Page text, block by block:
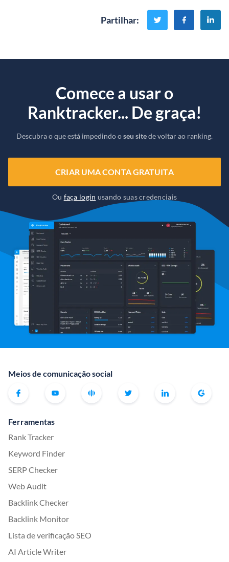
Partilhar:
Comece a usar o
Ranktracker... De graça!
Descubra o que está impedindo oseu sitede voltar ao ranking.
CRIAR UMA CONTA GRATUITA
Ou faça login usando suas credenciais
Meios de comunicação social
Ferramentas
Rank Tracker
Keyword Finder
SERP Checker
Web Audit
Backlink Checker
Backlink Monitor
Lista de verificação SEO
AI Article Writer